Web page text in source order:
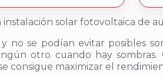
solar fotovoltaica de
no se podían evitar posibles
otro cuando hay sombras.
consigue maximizar el